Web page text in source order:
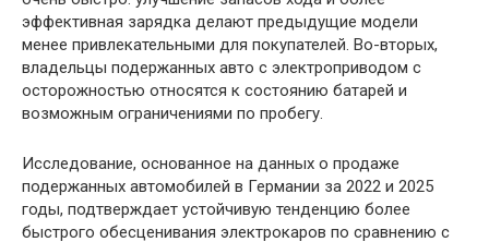
эффективная зарядка делают предыдущие модели
менее привлекательными для покупателей. Во-вторых,
владельцы подержанных авто с электроприводом с
осторожностью относятся к состоянию батарей и
возможным ограничениями по пробегу.
Исследование, основанное на данных о продаже
подержанных автомобилей в Германии за 2022 и 2025
годы, подтверждает устойчивую тенденцию более
быстрого обесценивания электрокаров по сравнению с